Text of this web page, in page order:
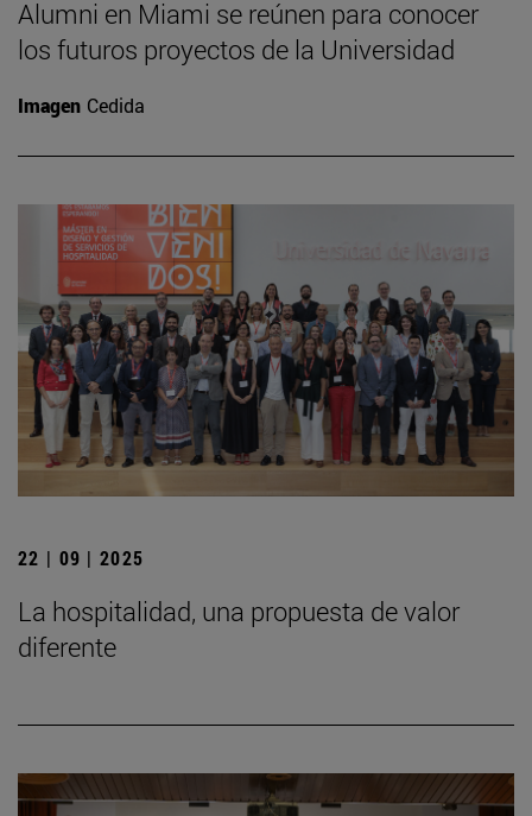
Alumni en Miami se reúnen para conocer
los futuros proyectos de la Universidad
Imagen Cedida
22 | 09 | 2025
La hospitalidad, una propuesta de valor
diferente